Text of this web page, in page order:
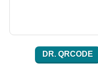
DR. QRCODE